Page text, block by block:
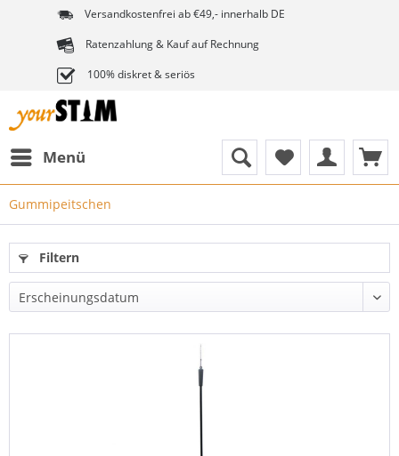
Versandkostenfrei ab €49,- innerhalb DE
Ratenzahlung & Kauf auf Rechnung
100% diskret & seriös
Menü
Gummipeitschen
Filtern